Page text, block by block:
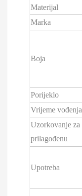
Materijal
Marka
Boja
Porijeklo
Vrijeme vođenja
Uzorkovanje za
prilagođenu
Upotreba